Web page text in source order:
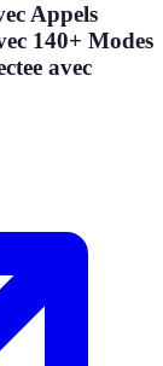
Appels
140+ Modes
avec